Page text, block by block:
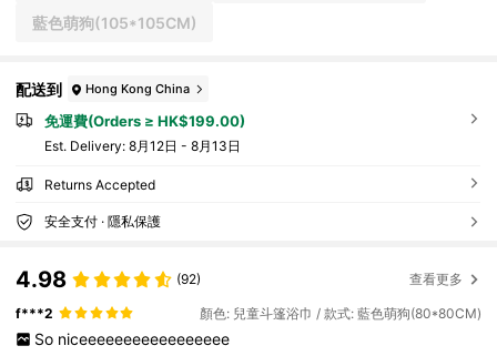
藍色萌狗(105*105CM)
配送到 Hong Kong China
免運費(Orders ≥ HK$199.00)
​Est. Delivery: 8月12日 - 8月13日
Returns Accepted
安全支付 · 隱私保護
4.98 (92) 查看更多
f***2 顏色: 兒童斗篷浴巾 / 款式: 藍色萌狗(80*80CM)
So niceeeeeeeeeeeeeeeee